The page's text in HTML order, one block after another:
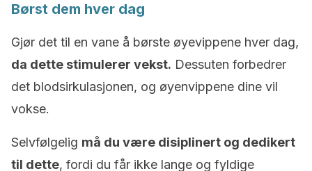
Børst dem hver dag
Gjør det til en vane å børste øyevippene hver dag,
da dette stimulerer vekst. Dessuten forbedrer
det blodsirkulasjonen, og øyenvippene dine vil
vokse.
Selvfølgelig må du være disiplinert og dedikert
til dette, fordi du får ikke lange og fyldige